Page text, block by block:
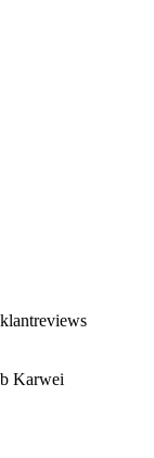
Karwei